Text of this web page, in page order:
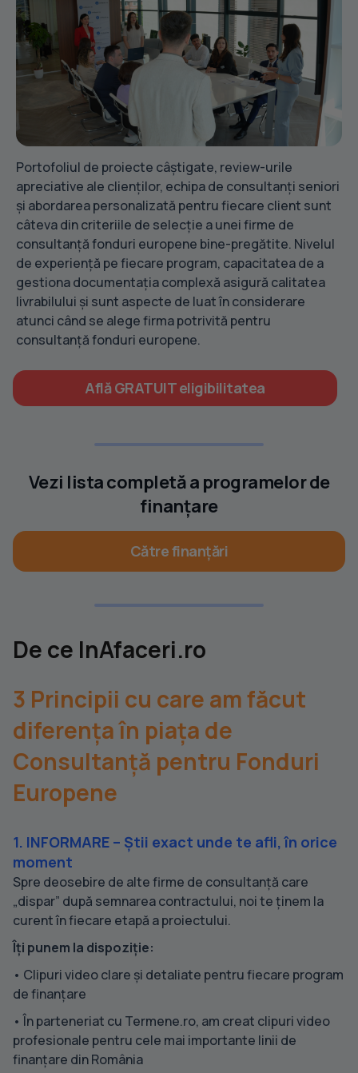
Portofoliul de proiecte câștigate, review-urile
apreciative ale clienților, echipa de consultanți seniori
și abordarea personalizată pentru fiecare client sunt
câteva din criteriile de selecție a unei firme de
consultanță fonduri europene bine-pregătite. Nivelul
de experiență pe fiecare program, capacitatea de a
gestiona documentația complexă asigură calitatea
livrabilului și sunt aspecte de luat în considerare
atunci când se alege firma potrivită pentru
consultanță fonduri europene.
Află GRATUIT eligibilitatea
Vezi lista completă a programelor de
finanțare
Către finanțări
De ce InAfaceri.ro
3 Principii cu care am făcut
diferența în piața de
Consultanță pentru Fonduri
Europene
1. INFORMARE – Știi exact unde te afli, în orice
moment
Spre deosebire de alte firme de consultanță care
„dispar” după semnarea contractului, noi te ținem la
curent în fiecare etapă a proiectului.
Îți punem la dispoziție:
• Clipuri video clare și detaliate pentru fiecare program
de finanțare
• În parteneriat cu Termene.ro, am creat clipuri video
profesionale pentru cele mai importante linii de
finanțare din România